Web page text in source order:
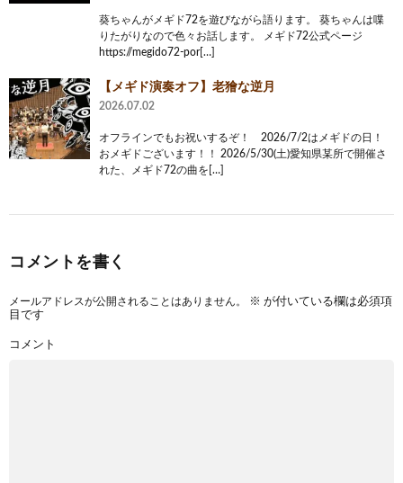
葵ちゃんがメギド72を遊びながら語ります。 葵ちゃんは喋
りたがりなので色々お話します。 メギド72公式ページ
https://megido72-por[…]
【メギド演奏オフ】老獪な逆月
2026.07.02
オフラインでもお祝いするぞ！ 2026/7/2はメギドの日！
おメギドございます！！ 2026/5/30(土)愛知県某所で開催さ
れた、メギド72の曲を[…]
コメントを書く
メールアドレスが公開されることはありません。 ※ が付いている欄は必須項
目です
コメント